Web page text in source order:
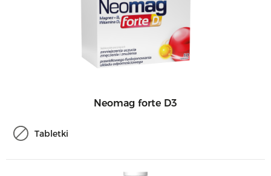
Neomag forte D3
Tabletki